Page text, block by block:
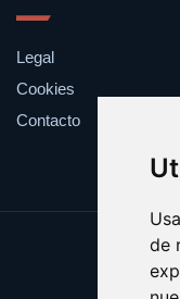
de
Legal
Cookies
Contacto